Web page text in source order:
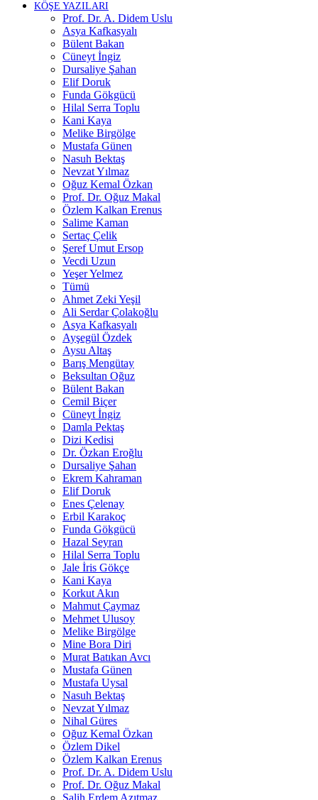
KÖŞE YAZILARI
Prof. Dr. A. Didem Uslu
Asya Kafkasyalı
Bülent Bakan
Cüneyt İngiz
Dursaliye Şahan
Elif Doruk
Funda Gökgücü
Hilal Serra Toplu
Kani Kaya
Melike Birgölge
Mustafa Günen
Nasuh Bektaş
Nevzat Yılmaz
Oğuz Kemal Özkan
Prof. Dr. Oğuz Makal
Özlem Kalkan Erenus
Salime Kaman
Sertaç Çelik
Şeref Umut Ersop
Vecdi Uzun
Yeşer Yelmez
Tümü
Ahmet Zeki Yeşil
Ali Serdar Çolakoğlu
Asya Kafkasyalı
Ayşegül Özdek
Aysu Altaş
Barış Mengütay
Beksultan Oğuz
Bülent Bakan
Cemil Biçer
Cüneyt İngiz
Damla Pektaş
Dizi Kedisi
Dr. Özkan Eroğlu
Dursaliye Şahan
Ekrem Kahraman
Elif Doruk
Enes Çelenay
Erbil Karakoç
Funda Gökgücü
Hazal Seyran
Hilal Serra Toplu
Jale İris Gökçe
Kani Kaya
Korkut Akın
Mahmut Çaymaz
Mehmet Ulusoy
Melike Birgölge
Mine Bora Diri
Murat Batıkan Avcı
Mustafa Günen
Mustafa Uysal
Nasuh Bektaş
Nevzat Yılmaz
Nihal Güres
Oğuz Kemal Özkan
Özlem Dikel
Özlem Kalkan Erenus
Prof. Dr. A. Didem Uslu
Prof. Dr. Oğuz Makal
Salih Erdem Azıtmaz